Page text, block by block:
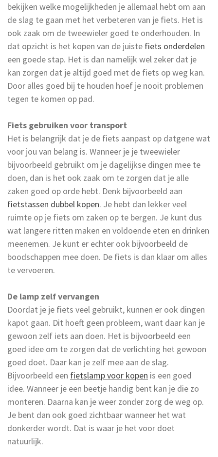
bekijken welke mogelijkheden je allemaal hebt om aan
de slag te gaan met het verbeteren van je fiets. Het is
ook zaak om de tweewieler goed te onderhouden. In
dat opzicht is het kopen van de juiste fiets onderdelen
een goede stap. Het is dan namelijk wel zeker dat je
kan zorgen dat je altijd goed met de fiets op weg kan.
Door alles goed bij te houden hoef je nooit problemen
tegen te komen op pad.
Fiets gebruiken voor transport
Het is belangrijk dat je de fiets aanpast op datgene wat
voor jou van belang is. Wanneer je je tweewieler
bijvoorbeeld gebruikt om je dagelijkse dingen mee te
doen, dan is het ook zaak om te zorgen dat je alle
zaken goed op orde hebt. Denk bijvoorbeeld aan
fietstassen dubbel kopen. Je hebt dan lekker veel
ruimte op je fiets om zaken op te bergen. Je kunt dus
wat langere ritten maken en voldoende eten en drinken
meenemen. Je kunt er echter ook bijvoorbeeld de
boodschappen mee doen. De fiets is dan klaar om alles
te vervoeren.
De lamp zelf vervangen
Doordat je je fiets veel gebruikt, kunnen er ook dingen
kapot gaan. Dit hoeft geen probleem, want daar kan je
gewoon zelf iets aan doen. Het is bijvoorbeeld een
goed idee om te zorgen dat de verlichting het gewoon
goed doet. Daar kan je zelf mee aan de slag.
Bijvoorbeeld een fietslamp voor kopen is een goed
idee. Wanneer je een beetje handig bent kan je die zo
monteren. Daarna kan je weer zonder zorg de weg op.
Je bent dan ook goed zichtbaar wanneer het wat
donkerder wordt. Dat is waar je het voor doet
natuurlijk.